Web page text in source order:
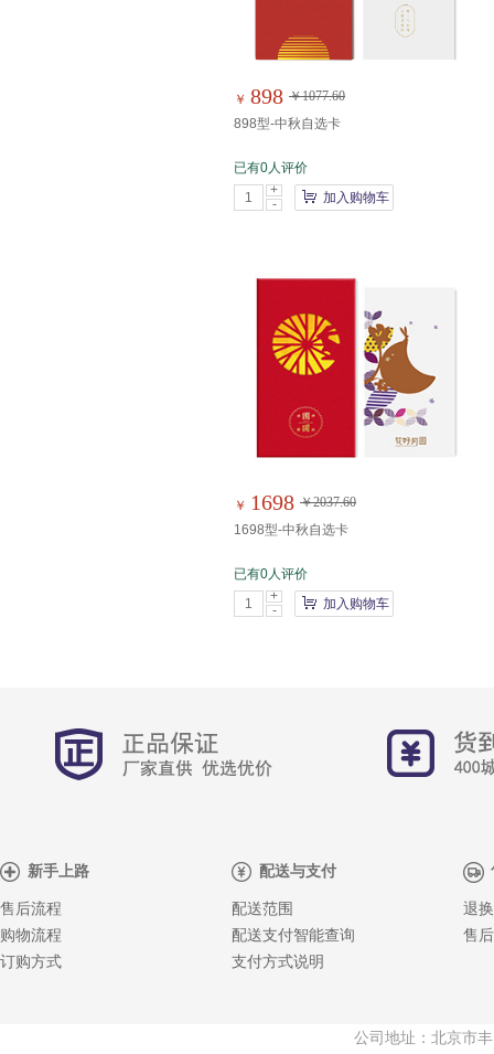
￥ 898 ￥1077.60
898型-中秋自选卡
已有0人评价
+
-
加入购物车
￥ 1698 ￥2037.60
1698型-中秋自选卡
已有0人评价
+
-
加入购物车
新手上路
售后流程
购物流程
订购方式
配送与支付
配送范围
配送支付智能查询
支付方式说明
退
售
公司地址：北京市